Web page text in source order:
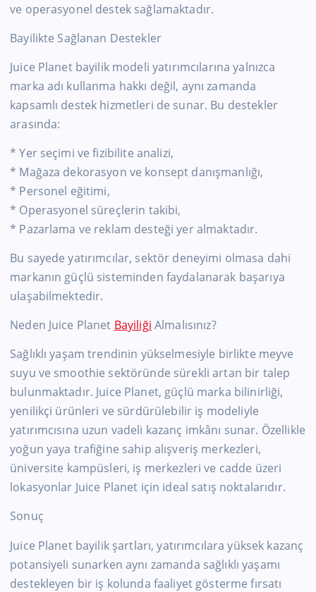
ve operasyonel destek sağlamaktadır.
Bayilikte Sağlanan Destekler
Juice Planet bayilik modeli yatırımcılarına yalnızca
marka adı kullanma hakkı değil, aynı zamanda
kapsamlı destek hizmetleri de sunar. Bu destekler
arasında:
* Yer seçimi ve fizibilite analizi,
* Mağaza dekorasyon ve konsept danışmanlığı,
* Personel eğitimi,
* Operasyonel süreçlerin takibi,
* Pazarlama ve reklam desteği yer almaktadır.
Bu sayede yatırımcılar, sektör deneyimi olmasa dahi
markanın güçlü sisteminden faydalanarak başarıya
ulaşabilmektedir.
Neden Juice Planet Bayiliği Almalısınız?
Sağlıklı yaşam trendinin yükselmesiyle birlikte meyve
suyu ve smoothie sektöründe sürekli artan bir talep
bulunmaktadır. Juice Planet, güçlü marka bilinirliği,
yenilikçi ürünleri ve sürdürülebilir iş modeliyle
yatırımcısına uzun vadeli kazanç imkânı sunar. Özellikle
yoğun yaya trafiğine sahip alışveriş merkezleri,
üniversite kampüsleri, iş merkezleri ve cadde üzeri
lokasyonlar Juice Planet için ideal satış noktalarıdır.
Sonuç
Juice Planet bayilik şartları, yatırımcılara yüksek kazanç
potansiyeli sunarken aynı zamanda sağlıklı yaşamı
destekleyen bir iş kolunda faaliyet gösterme fırsatı